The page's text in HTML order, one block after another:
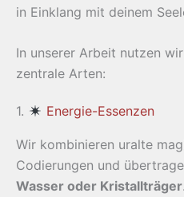
in Einklang mit deinem
In unserer Arbeit nutzen
zentrale Arten:
1. Energie-Essenzen
Wir kombinieren uralte
Codierungen und
Wasser oder Kristallträger